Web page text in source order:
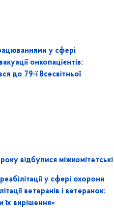
у сфері
онкопацієнтів:
до 79-ї Всесвітньої
відбулися міжкомітетські
у сфері охорони
ветеранів і ветеранок:
їх вирішення»